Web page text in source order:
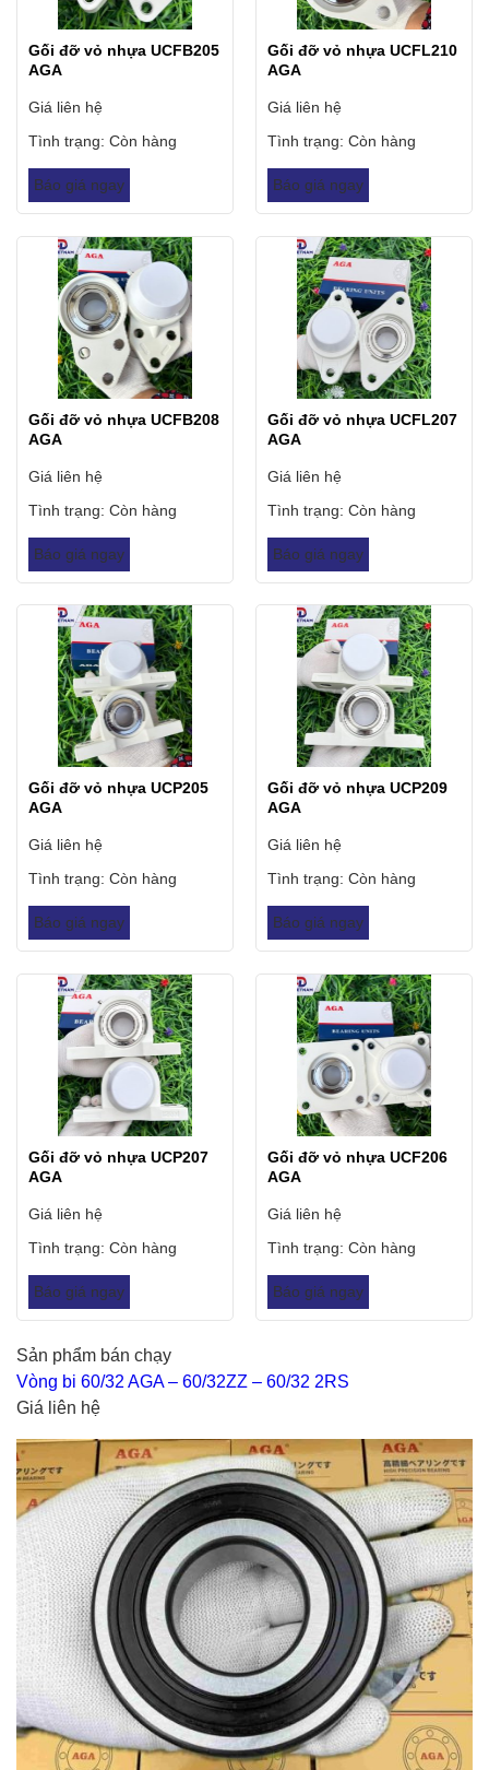
Gối đỡ vỏ nhựa UCFB205
AGA
Giá liên hệ
Tình trạng: Còn hàng
Báo giá ngay
Gối đỡ vỏ nhựa UCFL210
AGA
Giá liên hệ
Tình trạng: Còn hàng
Báo giá ngay
Gối đỡ vỏ nhựa UCFB208
AGA
Giá liên hệ
Tình trạng: Còn hàng
Báo giá ngay
Gối đỡ vỏ nhựa UCFL207
AGA
Giá liên hệ
Tình trạng: Còn hàng
Báo giá ngay
Gối đỡ vỏ nhựa UCP205
AGA
Giá liên hệ
Tình trạng: Còn hàng
Báo giá ngay
Gối đỡ vỏ nhựa UCP209
AGA
Giá liên hệ
Tình trạng: Còn hàng
Báo giá ngay
Gối đỡ vỏ nhựa UCP207
AGA
Giá liên hệ
Tình trạng: Còn hàng
Báo giá ngay
Gối đỡ vỏ nhựa UCF206
AGA
Giá liên hệ
Tình trạng: Còn hàng
Báo giá ngay
Sản phẩm bán chạy
Vòng bi 60/32 AGA – 60/32ZZ – 60/32 2RS
Giá liên hệ